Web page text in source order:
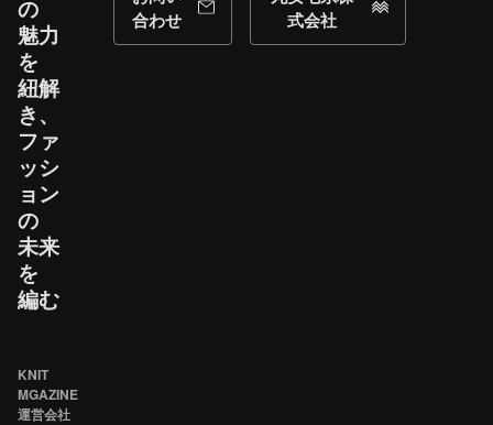
の​
魅力
を​
紐解
き、​
ファ
ッシ
ョン
の​
未来
を​
編む
合わせ
式会社
KNIT
MGAZINE
運営会社